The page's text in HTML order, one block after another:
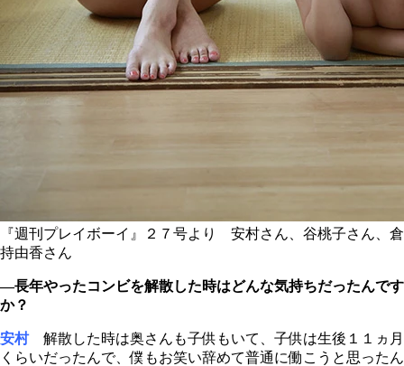
『週刊プレイボーイ』２７号より 安村さん、谷桃子さん、倉
持由香さん
―長年やったコンビを解散した時はどんな気持ちだったんです
か？
安村解散した時は奥さんも子供もいて、子供は生後１１ヵ月
くらいだったんで、僕もお笑い辞めて普通に働こうと思ったん